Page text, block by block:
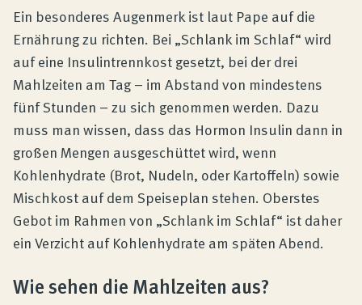
Ein besonderes Augenmerk ist laut Pape auf die
Ernährung zu richten. Bei „Schlank im Schlaf“ wird
auf eine Insulintrennkost gesetzt, bei der drei
Mahlzeiten am Tag – im Abstand von mindestens
fünf Stunden – zu sich genommen werden. Dazu
muss man wissen, dass das Hormon Insulin dann in
großen Mengen ausgeschüttet wird, wenn
Kohlenhydrate (Brot, Nudeln, oder Kartoffeln) sowie
Mischkost auf dem Speiseplan stehen. Oberstes
Gebot im Rahmen von „Schlank im Schlaf“ ist daher
ein Verzicht auf Kohlenhydrate am späten Abend.
Wie sehen die Mahlzeiten aus?